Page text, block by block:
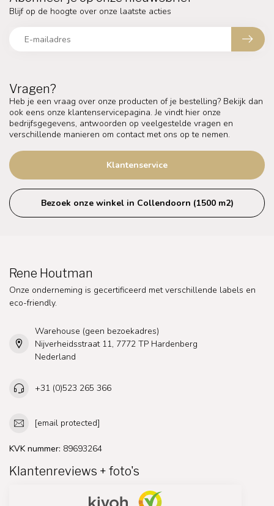
Vragen?
Heb je een vraag over onze producten of je bestelling? Bekijk dan
ook eens onze klantenservicepagina. Je vindt hier onze
bedrijfsgegevens, antwoorden op veelgestelde vragen en
verschillende manieren om contact met ons op te nemen.
Klantenservice
Bezoek onze winkel in Collendoorn (1500 m2)
Blijf op de hoogte over onze laatste acties
Rene Houtman
Onze onderneming is gecertificeerd met verschillende labels en
eco-friendly.
Warehouse (geen bezoekadres)
Nijverheidsstraat 11, 7772 TP Hardenberg
Nederland
+31 (0)523 265 366
[email protected]
KVK nummer: 89693264
Klantenreviews + foto's